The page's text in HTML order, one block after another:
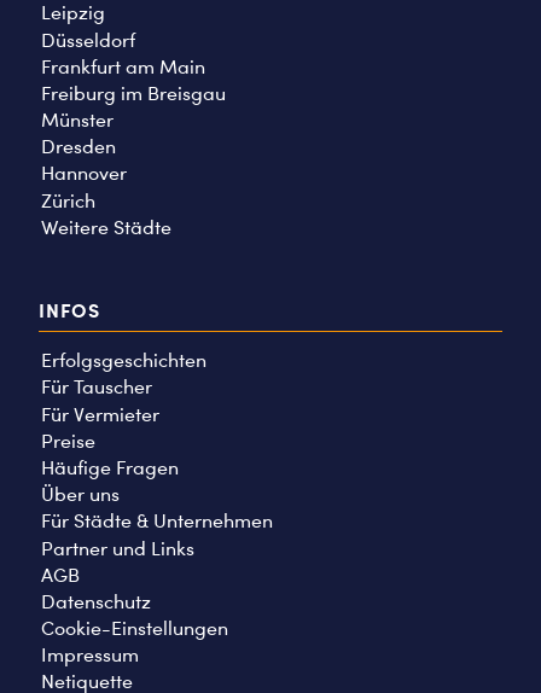
Leipzig
Düsseldorf
Frankfurt am Main
Freiburg im Breisgau
Münster
Dresden
Hannover
Zürich
Weitere Städte
INFOS
Erfolgsgeschichten
Für Tauscher
Für Vermieter
Preise
Häufige Fragen
Über uns
Für Städte & Unternehmen
Partner und Links
AGB
Datenschutz
Cookie-Einstellungen
Impressum
Netiquette